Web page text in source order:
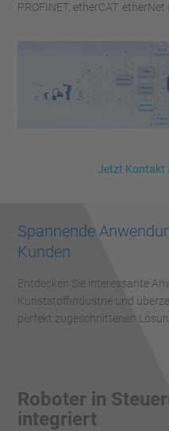
PROFINET, etherCAT, etherNet
Jetzt Kontakt
Spannende
Kunden
Entdecken Sie interessante
Kunststoffindustrie und
perfekt zugeschnittenen
Roboter in
integriert